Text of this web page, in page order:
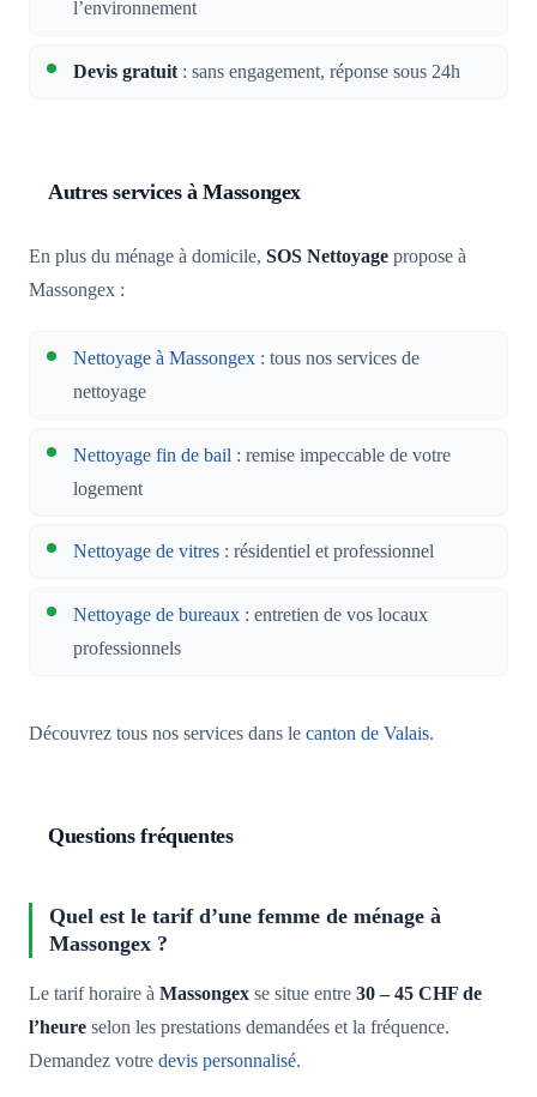
l’environnement
Devis gratuit: sans engagement, réponse sous 24h
Autres services à Massongex
En plus du ménage à domicile, SOS Nettoyage propose à
Massongex :
Nettoyage à Massongex : tous nos services de
nettoyage
Nettoyage fin de bail : remise impeccable de votre
logement
Nettoyage de vitres : résidentiel et professionnel
Nettoyage de bureaux : entretien de vos locaux
professionnels
Découvrez tous nos services dans le canton de Valais.
Questions fréquentes
Quel est le tarif d’une femme de ménage à
Massongex ?
Le tarif horaire à Massongex se situe entre 30 – 45 CHF de
l’heure selon les prestations demandées et la fréquence.
Demandez votre devis personnalisé.